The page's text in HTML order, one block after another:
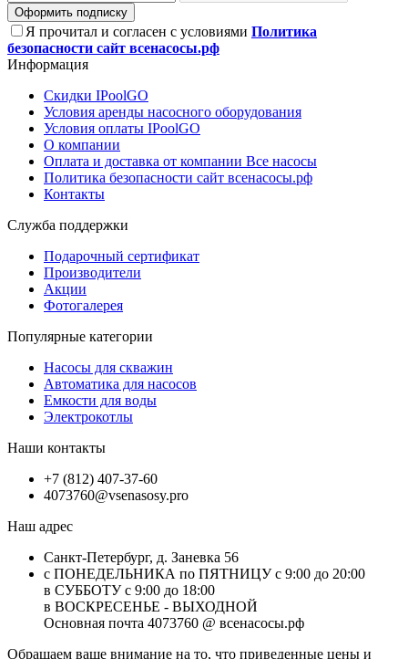
Оформить подписку
Я прочитал и согласен с условиями Политика
безопасности сайт всенасосы.рф
Информация
Скидки IPoolGO
Условия аренды насосного оборудования
Условия оплаты IPoolGO
О компании
Оплата и доставка от компании Все насосы
Политика безопасности сайт всенасосы.рф
Контакты
Служба поддержки
Подарочный сертификат
Производители
Акции
Фотогалерея
Популярные категории
Насосы для скважин
Автоматика для насосов
Емкости для воды
Электрокотлы
Наши контакты
+7 (812) 407-37-60
4073760@vsenasosy.pro
Наш адрес
Санкт-Петербург, д. Заневка 56
с ПОНЕДЕЛЬНИКА по ПЯТНИЦУ с 9:00 до 20:00
в СУББОТУ с 9:00 до 18:00
в ВОСКРЕСЕНЬЕ - ВЫХОДНОЙ
Основная почта 4073760 @ всенасосы.рф
Обращаем ваше внимание на то, что приведенные цены и